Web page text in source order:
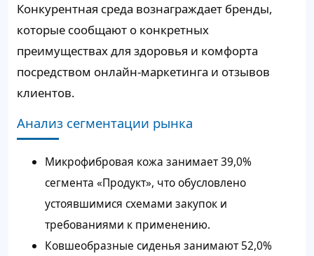
Конкурентная среда вознаграждает бренды,
которые сообщают о конкретных
преимуществах для здоровья и комфорта
посредством онлайн-маркетинга и отзывов
клиентов.
Анализ сегментации рынка
Микрофибровая кожа занимает 39,0%
сегмента «Продукт», что обусловлено
устоявшимися схемами закупок и
требованиями к применению.
Ковшеобразные сиденья занимают 52,0%